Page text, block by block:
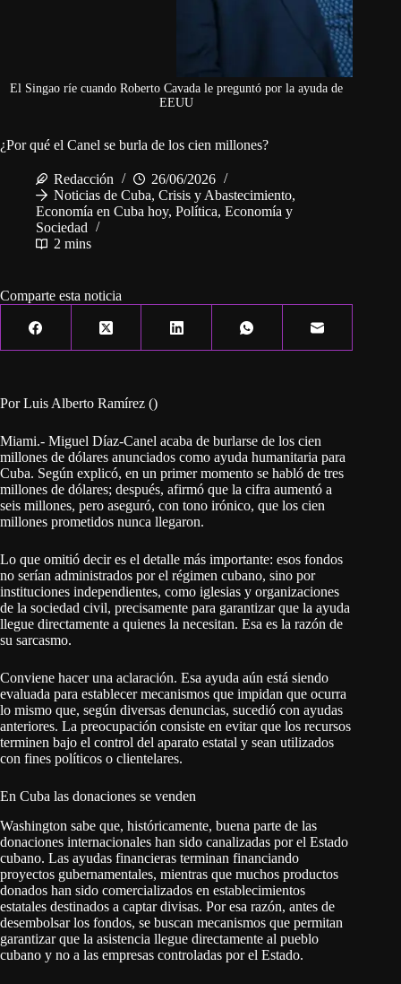
El Singao ríe cuando Roberto Cavada le preguntó por la ayuda de
EEUU
¿Por qué el Canel se burla de los cien millones?
Redacción
26/06/2026
Noticias de Cuba, Crisis y Abastecimiento,
Economía en Cuba hoy, Política, Economía y
Sociedad
2 mins
Comparte esta noticia
Por Luis Alberto Ramírez ()
Miami.- Miguel Díaz-Canel acaba de burlarse de los cien
millones de dólares anunciados como ayuda humanitaria para
Cuba. Según explicó, en un primer momento se habló de tres
millones de dólares; después, afirmó que la cifra aumentó a
seis millones, pero aseguró, con tono irónico, que los cien
millones prometidos nunca llegaron.
Lo que omitió decir es el detalle más importante: esos fondos
no serían administrados por el régimen cubano, sino por
instituciones independientes, como iglesias y organizaciones
de la sociedad civil, precisamente para garantizar que la ayuda
llegue directamente a quienes la necesitan. Esa es la razón de
su sarcasmo.
Conviene hacer una aclaración. Esa ayuda aún está siendo
evaluada para establecer mecanismos que impidan que ocurra
lo mismo que, según diversas denuncias, sucedió con ayudas
anteriores. La preocupación consiste en evitar que los recursos
terminen bajo el control del aparato estatal y sean utilizados
con fines políticos o clientelares.
En Cuba las donaciones se venden
Washington sabe que, históricamente, buena parte de las
donaciones internacionales han sido canalizadas por el Estado
cubano. Las ayudas financieras terminan financiando
proyectos gubernamentales, mientras que muchos productos
donados han sido comercializados en establecimientos
estatales destinados a captar divisas. Por esa razón, antes de
desembolsar los fondos, se buscan mecanismos que permitan
garantizar que la asistencia llegue directamente al pueblo
cubano y no a las empresas controladas por el Estado.